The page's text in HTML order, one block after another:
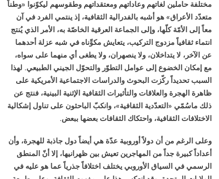
مختلفة حاملين لغاتهم وعاداتهم ومعتقداتهم وطقوسهم ليكوّنوا «وطناً
متعدّد الأعراق» هو أشبه بالفدرالية الثقافية، إذ ينتمي الفرد في آن
معاً إلى الأمّة كلّها، وإلى الجماعة العرقية الخاصّة به، الأمر الذي يُنتج
انتماءثقافياً مزدوج التركيب، يتعايش مكوِّناه في شبه عزلة أحدهما
عن الآخر، لا يتداخلان، ولا ينصهران، ولا يطغى أي منهما على سواه،
مع إمكان الخضوع إلى عوامل التطوّر والتحوّل الجيني الطبيعي. لهذا
السبب تحديداً ركّزت البحوث والدراسات الاجتماعية الأمريكية على
ظاهرة الهجرة والعلاقات والتأثيرات الثقافية الإثنية البينية، فنتج عن
ذلك ماسُمّي «التعدّدية الثقافية»، وانكبّ الباحثون على تناول إشكالية
الاختلافات الثقافية، واحتكاك الثقافات بعضها ببعض.
وعلى الرغم من أن دولاً أوروبية عدّة هي أيضاً دول جاذبة للهجرة، وأن
أعداداً كبيرة جداً من المهاجرين تعيش بين ظهرانيها، إلا أنّ المنطق
الرسمي في السياق الأوروبي يختلف اختلافاً جذرياً عما هو عليه في